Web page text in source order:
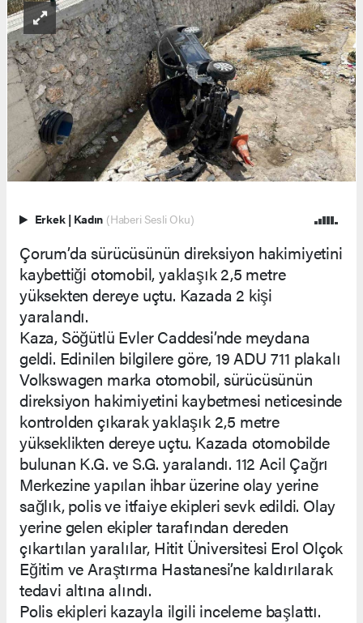
Erkek | Kadın (Haberi Sesli Oku)
Çorum’da sürücüsünün direksiyon hakimiyetini
kaybettiği otomobil, yaklaşık 2,5 metre
yüksekten dereye uçtu. Kazada 2 kişi
yaralandı.
Kaza, Söğütlü Evler Caddesi’nde meydana
geldi. Edinilen bilgilere göre, 19 ADU 711 plakalı
Volkswagen marka otomobil, sürücüsünün
direksiyon hakimiyetini kaybetmesi neticesinde
kontrolden çıkarak yaklaşık 2,5 metre
yükseklikten dereye uçtu. Kazada otomobilde
bulunan K.G. ve S.G. yaralandı. 112 Acil Çağrı
Merkezine yapılan ihbar üzerine olay yerine
sağlık, polis ve itfaiye ekipleri sevk edildi. Olay
yerine gelen ekipler tarafından dereden
çıkartılan yaralılar, Hitit Üniversitesi Erol Olçok
Eğitim ve Araştırma Hastanesi’ne kaldırılarak
tedavi altına alındı.
Polis ekipleri kazayla ilgili inceleme başlattı.